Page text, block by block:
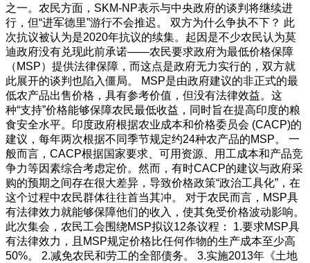
之一。农民方面，SKM-NP表示与中央政府的谈判将继续进
行，但“进军德里”游行不会推迟。 双方为什么争执不下？ 此
次抗议被认为是2020年抗议的续集。起因是不少农民认为莫
迪政府没有兑现此前承诺——农民要求政府为最低价格保障
（MSP）提供法律保障，而这点是政府无力实行的，双方就
此展开的谈判也陷入僵局。 MSP是由政府建议的非正式的最
低农产品出售价格，具有参考价值，但没有法律效益。这
种“支持”价格能够保障农民最低收益，同时旨在提高印度的粮
食安全水平。印度政府根据农业成本和价格委员会 (CACP)的
建议，每年两次根据不同季节规定约24种农产品的MSP。 一
般而言，CACP根据国家要求、可用资源、用工成本和产品竞
争力等因素综合考虑定价。然而，有时CACP的建议与政府采
购的预期之间存在很大差异，导致价格政策“政治工具化”，在
这个过程中农民群体往往首当其冲。 对于农民而言，MSP具
有法律效力就能够保障他们的收入，使其免受价格波动影响。
此次集会，农民工会围绕MSP拟议12条议程： 1.要求MSP具
有法律效力，且MSP规定价格比任何作物的生产成本至少高
50%。 2.减免农民和劳工的全部债务。 3.实施2013年《土地